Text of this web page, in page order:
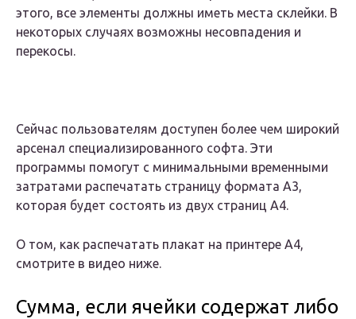
этого, все элементы должны иметь места склейки. В
некоторых случаях возможны несовпадения и
перекосы.
Сейчас пользователям доступен более чем широкий
арсенал специализированного софта. Эти
программы помогут с минимальными временными
затратами распечатать страницу формата А3,
которая будет состоять из двух страниц А4.
О том, как распечатать плакат на принтере А4,
смотрите в видео ниже.
Сумма, если ячейки содержат либо